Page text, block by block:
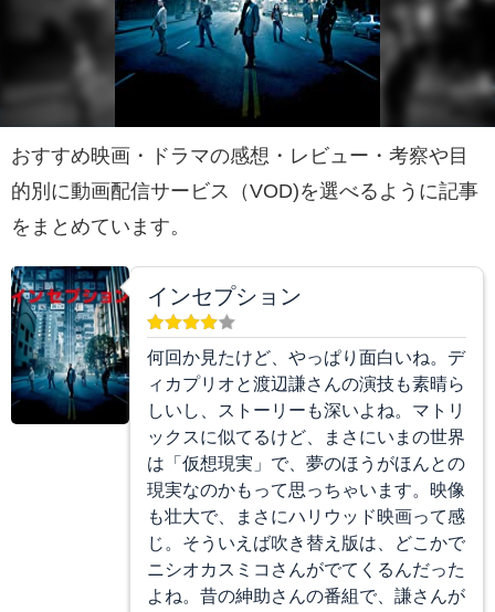
おすすめ映画・ドラマの感想・レビュー・考察や目
的別に動画配信サービス（VOD)を選べるように記事
をまとめています。
インセプション
何回か見たけど、やっぱり面白いね。デ
ィカプリオと渡辺謙さんの演技も素晴ら
しいし、ストーリーも深いよね。マトリ
ックスに似てるけど、まさにいまの世界
は「仮想現実」で、夢のほうがほんとの
現実なのかもって思っちゃいます。映像
も壮大で、まさにハリウッド映画って感
じ。そういえば吹き替え版は、どこかで
ニシオカスミコさんがでてくるんだった
よね。昔の紳助さんの番組で、謙さんが